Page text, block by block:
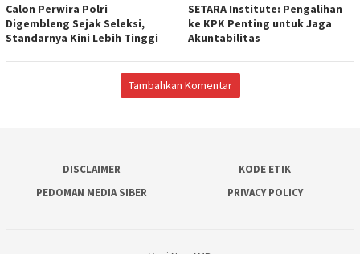
Calon Perwira Polri
Digembleng Sejak Seleksi,
Standarnya Kini Lebih Tinggi
SETARA Institute: Pengalihan
ke KPK Penting untuk Jaga
Akuntabilitas
Tambahkan Komentar
DISCLAIMER
KODE ETIK
PEDOMAN MEDIA SIBER
PRIVACY POLICY